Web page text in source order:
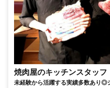
焼肉屋のキッチンスタッフ
未経験から活躍する実績多数あり◎